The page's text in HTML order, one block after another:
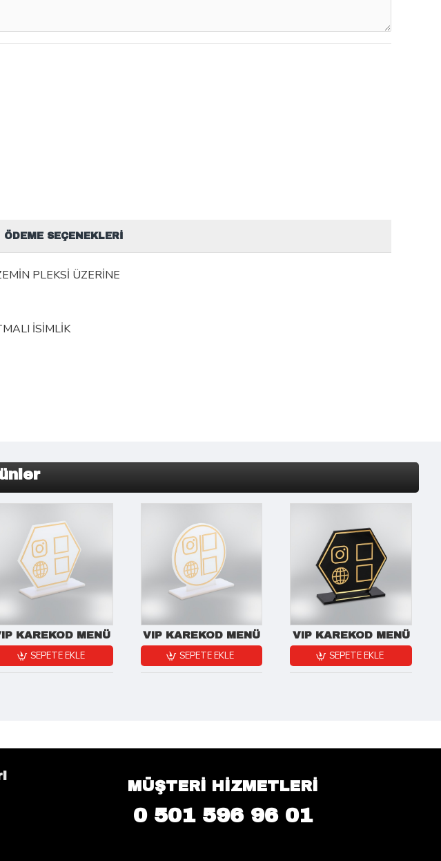
ÖDEME SEÇENEKLERI
PLEKSİ ÜZERİNE
İSİMLİK
KAREKOD MENÜ
SEPETE EKLE
VIP KAREKOD MENÜ
SEPETE EKLE
VIP KAREKOD MENÜ
SEPETE EKLE
MÜŞTERİ HİZMETLERİ
0 501 596 96 01